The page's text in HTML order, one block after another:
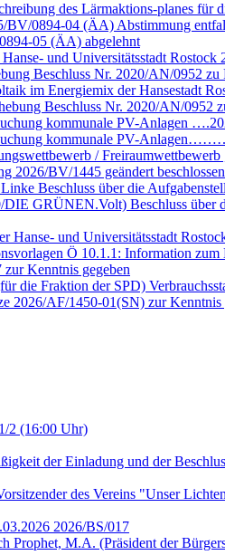
des Lärmaktions-planes
BV/0894-04 (ÄA) Abstimmung
05 (ÄA) abgelehnt
und Universitätsstadt
Beschluss Nr. 2020/AN/0952
im Energiemix der Hansestadt
Beschluss Nr. 2020/AN/
kommunale PV-Anlagen
kommunale PV-
/
2026/BV/1445 geändert beschlossen
Beschluss über die
GRÜNEN.Volt) Beschluss
Hanse- und Universitätsstadt
Ö 10.1.1: Information
Kenntnis gegeben
die Fraktion der SPD)
2026/AF/1450-01(SN) zur Kenntnis
2 (16:00 Uhr)
der Einladung und der
des Vereins "Unser
2026/BS/017
Prophet, M.A. (Präsident der